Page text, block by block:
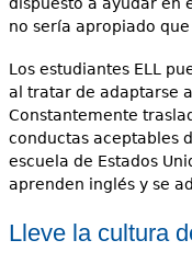
dispuesto a ayudar en
no sería apropiado
Los estudiantes ELL
al tratar de adaptarse
Constantemente
conductas aceptables
escuela de Estados
aprenden inglés y se
Lleve la cultura